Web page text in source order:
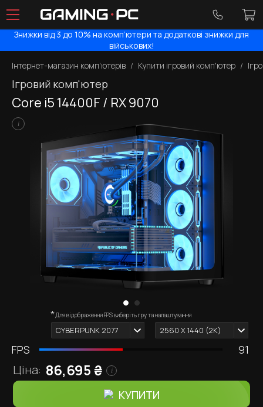
Знижки від 3 до 10% на комп’ютери та додаткові знижки для
військових!
Інтернет-магазин комп'ютерів
Купити ігровий комп'ютер
Ігровий комп'ютер
Core i5 14400F / RX 9070
i
Зовнішній вигляд комп'ютера залежить від обраних
комплектуючих.
CYBERPUNK 2077 2560 X 1440 (2К)
*Для відображення FPS виберіть гру та налаштування
FPS 91
Ціна: 86,695₴ i
КУПИТИ